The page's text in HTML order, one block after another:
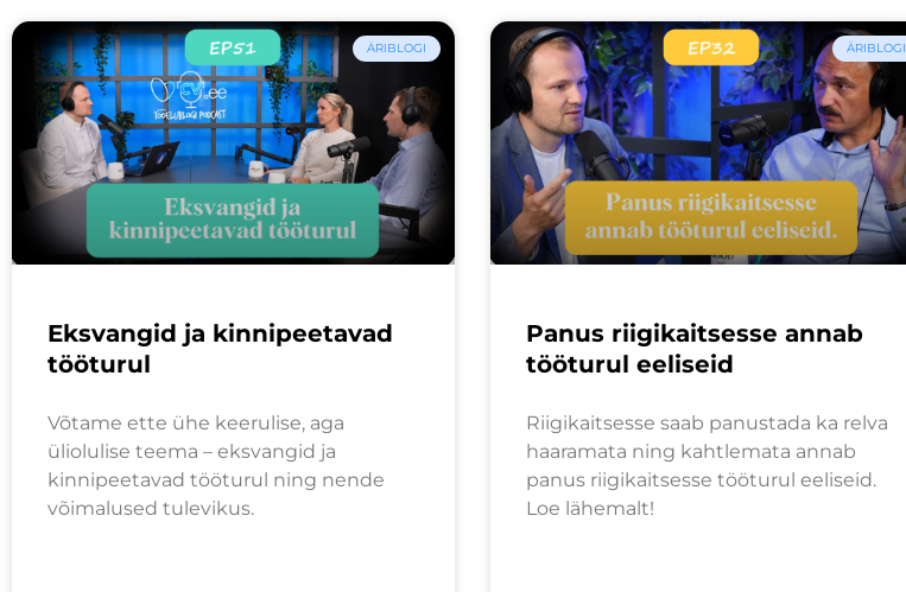
ÄRIBLOGI
Eksvangid ja kinnipeetavad
tööturul
Võtame ette ühe keerulise, aga
üliolulise teema – eksvangid ja
kinnipeetavad tööturul ning nende
võimalused tulevikus.
ÄRIBLOGI
Panus riigikaitsesse annab
tööturul eeliseid
Riigikaitsesse saab panustada ka relva
haaramata ning kahtlemata annab
panus riigikaitsesse tööturul eeliseid.
Loe lähemalt!